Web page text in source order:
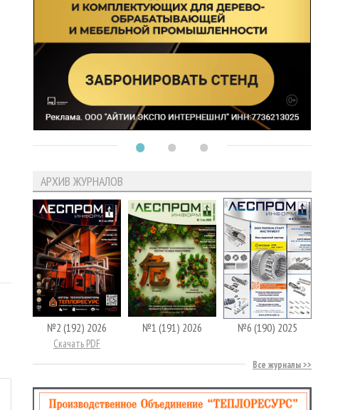
АРХИВ ЖУРНАЛОВ
№2 (192) 2026
Скачать PDF
№1 (191) 2026 №6 (190) 2025
Все журналы